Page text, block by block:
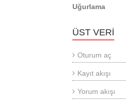
Uğurlama
ÜST VERI
Oturum aç
Kayıt akışı
Yorum akışı